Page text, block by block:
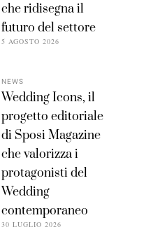
che ridisegna il
futuro del settore
5 AGOSTO 2026
NEWS
Wedding Icons, il
progetto editoriale
di Sposi Magazine
che valorizza i
protagonisti del
Wedding
contemporaneo
30 LUGLIO 2026